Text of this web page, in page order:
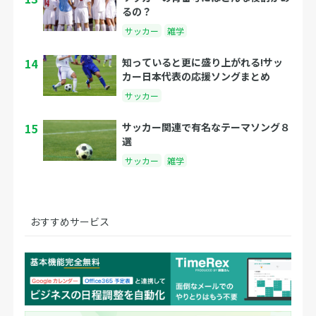
るの？
サッカー 雑学
14
知っていると更に盛り上がれる!サッ
カー日本代表の応援ソングまとめ
サッカー
15
サッカー関連で有名なテーマソング８
選
サッカー 雑学
おすすめサービス